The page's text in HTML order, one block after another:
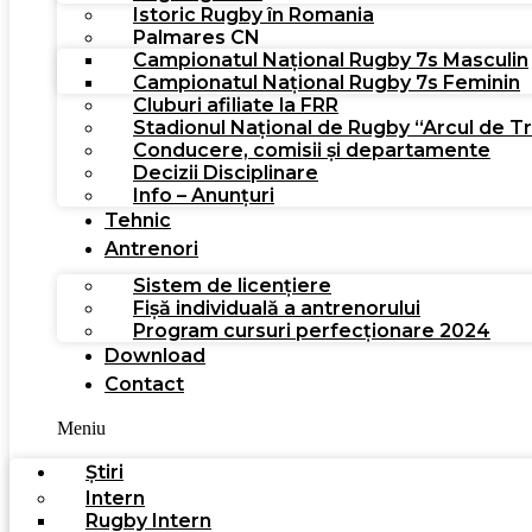
Istoric Rugby în Romania
Palmares CN
Campionatul Național Rugby 7s Masculin
Campionatul Național Rugby 7s Feminin
Cluburi afiliate la FRR
Stadionul Național de Rugby “Arcul de
Conducere, comisii și departamente
Decizii Disciplinare
Info – Anunțuri
Tehnic
Antrenori
Sistem de licențiere
Fișă individuală a antrenorului
Program cursuri perfecționare 2024
Download
Contact
Meniu
Știri
Intern
Rugby Intern